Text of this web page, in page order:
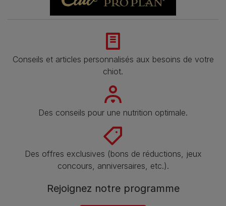
Conseils et articles personnalisés aux besoins de votre
chiot.
Des conseils pour une nutrition optimale.
Des offres exclusives (bons de réductions, jeux
concours, anniversaires, etc.).
Rejoignez notre programme​